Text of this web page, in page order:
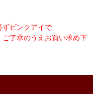
ずピンクアイで
了承のうえお買い求め下